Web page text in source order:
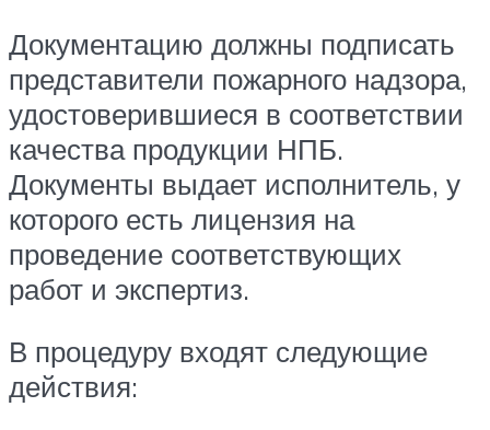
Документацию должны подписать
представители пожарного надзора,
удостоверившиеся в соответствии
качества продукции НПБ.
Документы выдает исполнитель, у
которого есть лицензия на
проведение соответствующих
работ и экспертиз.
В процедуру входят следующие
действия: